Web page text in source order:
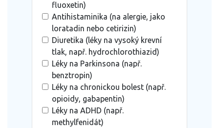
fluoxetin)
Antihistaminika (na alergie, jako
loratadin nebo cetirizin)
Diuretika (léky na vysoký krevní
tlak, např. hydrochlorothiazid)
Léky na Parkinsona (např.
benztropin)
Léky na chronickou bolest (např.
opioidy, gabapentin)
Léky na ADHD (např.
methylfenidát)